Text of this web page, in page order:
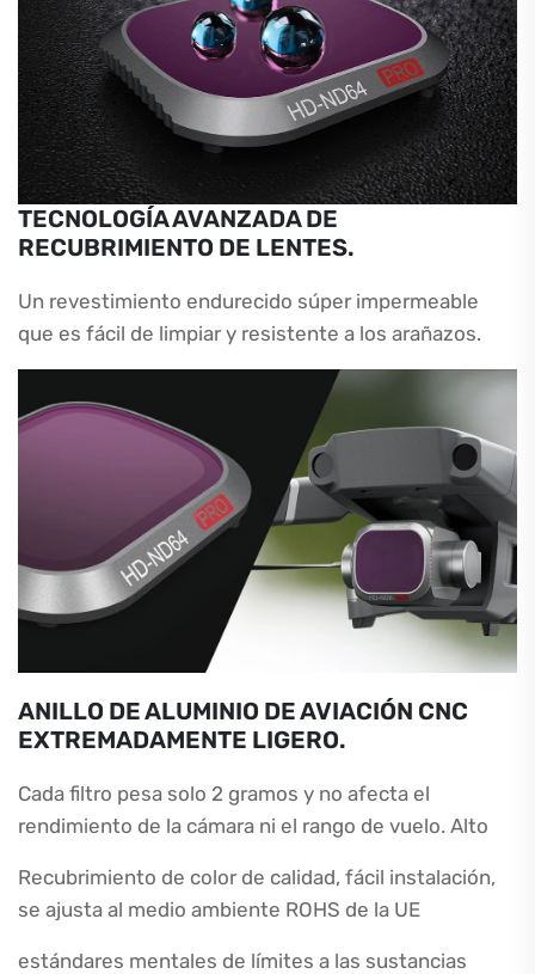
TECNOLOGÍA AVANZADA DE
RECUBRIMIENTO DE LENTES.
Un revestimiento endurecido súper impermeable
que es fácil de limpiar y resistente a los arañazos.
ANILLO DE ALUMINIO DE AVIACIÓN CNC
EXTREMADAMENTE LIGERO.
Cada filtro pesa solo 2 gramos y no afecta el
rendimiento de la cámara ni el rango de vuelo. Alto
Recubrimiento de color de calidad, fácil instalación,
se ajusta al medio ambiente ROHS de la UE
estándares mentales de límites a las sustancias